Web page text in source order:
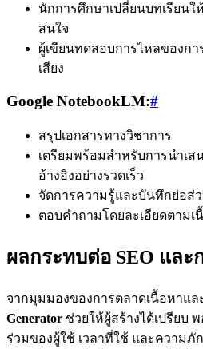
นักการศึกษาเปลี่ยนบทเรียนใ
สนใจ
ผู้เขียนทดสอบการไหลของกา
เสียง
Google NotebookLM:#
สรุปเอกสารทางวิชาการ
เตรียมพร้อมสำหรับการนำเส
อ้างอิงอย่างรวดเร็ว
จัดการความรู้และบันทึกย่อส่
ตอบคำถามโดยละเอียดตาม
ผลกระทบต่อ SEO และ
จากมุมมองของการตลาดเนื้อหาแล
Generator ช่วยให้ผู้สร้างได้เปรียบ
ร่วมของผู้ใช้ เวลาที่ใช้ และความภั